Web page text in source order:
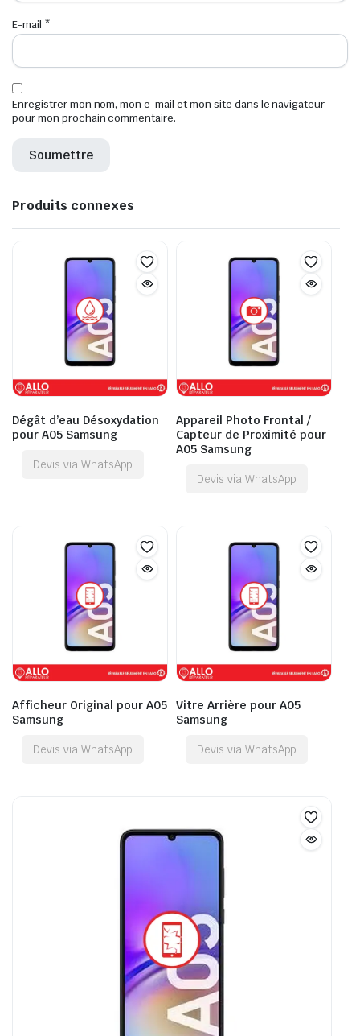
E-mail *
Enregistrer mon nom, mon e-mail et mon site dans le navigateur
pour mon prochain commentaire.
Produits connexes
Dégât d’eau Désoxydation
pour A05 Samsung
Devis via WhatsApp
Appareil Photo Frontal /
Capteur de Proximité pour
A05 Samsung
Devis via WhatsApp
Afficheur Original pour A05
Samsung
Devis via WhatsApp
Vitre Arrière pour A05
Samsung
Devis via WhatsApp